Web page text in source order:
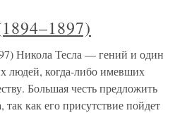
Никола Тесла — гений и один
людей, когда-либо имевших
Большая честь предложить
так как его присутствие пойдет